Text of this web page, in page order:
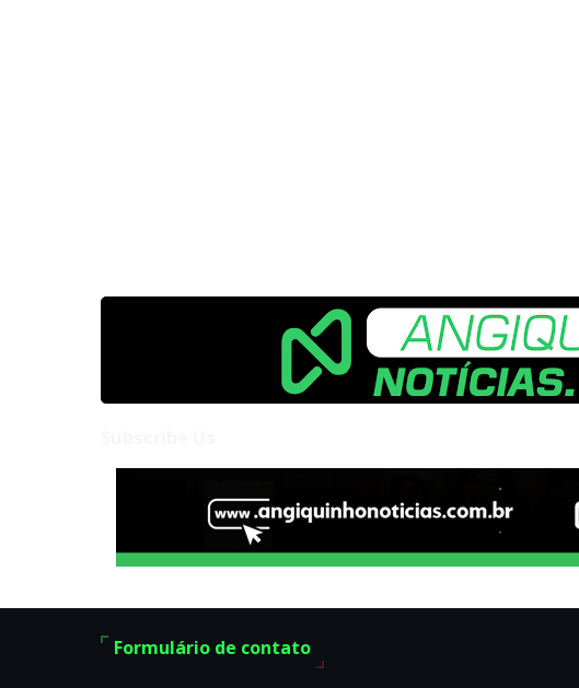
Formulário de contato